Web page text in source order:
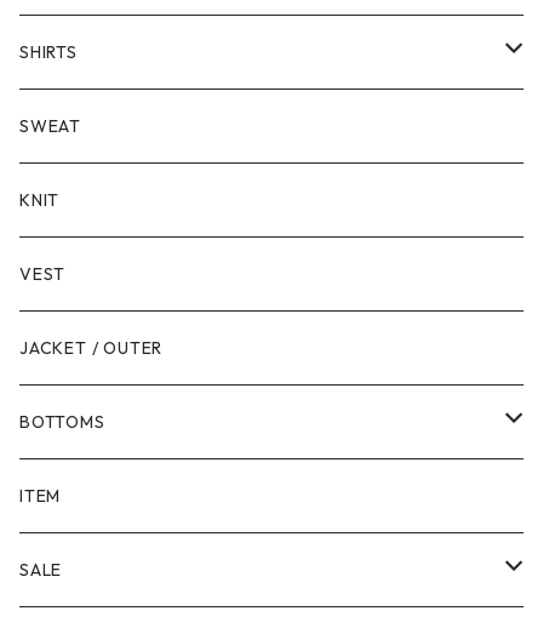
SHORT SLEEVE
LONG SLEEVE
SHIRTS
SHORT SLEEVE
LONG SLEEVE
SWEAT
KNIT
VEST
JACKET / OUTER
BOTTOMS
SHORTS
PANTS
ITEM
SALE